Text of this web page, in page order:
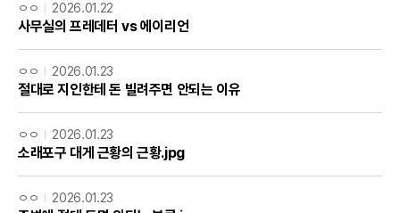
ㅇㅇ 2026.01.22
사무실의 프레데터 vs 에이리언
ㅇㅇ 2026.01.23
절대로 지인한테 돈 빌려주면 안되는 이유
ㅇㅇ 2026.01.23
소래포구 대게 근황의 근황.jpg
ㅇㅇ 2026.01.23